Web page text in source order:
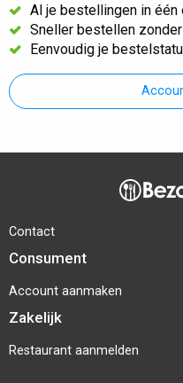
Al je bestellingen in één
Sneller bestellen
Eenvoudig je
Contact
Consument
Account aanmaken
Zakelijk
Restaurant aanmelden